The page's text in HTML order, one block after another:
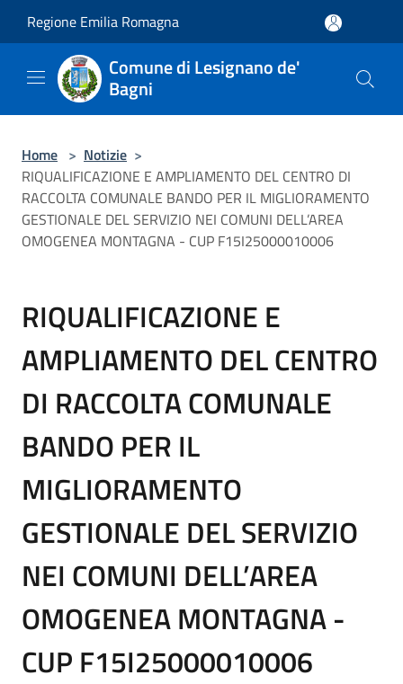
Regione Emilia Romagna
Comune di Lesignano de'
Bagni
Home > Notizie >
RIQUALIFICAZIONE E AMPLIAMENTO DEL CENTRO DI
RACCOLTA COMUNALE BANDO PER IL MIGLIORAMENTO
GESTIONALE DEL SERVIZIO NEI COMUNI DELL’AREA
OMOGENEA MONTAGNA - CUP F15I25000010006
RIQUALIFICAZIONE E
AMPLIAMENTO DEL CENTRO
DI RACCOLTA COMUNALE
BANDO PER IL
MIGLIORAMENTO
GESTIONALE DEL SERVIZIO
NEI COMUNI DELL’AREA
OMOGENEA MONTAGNA -
CUP F15I25000010006